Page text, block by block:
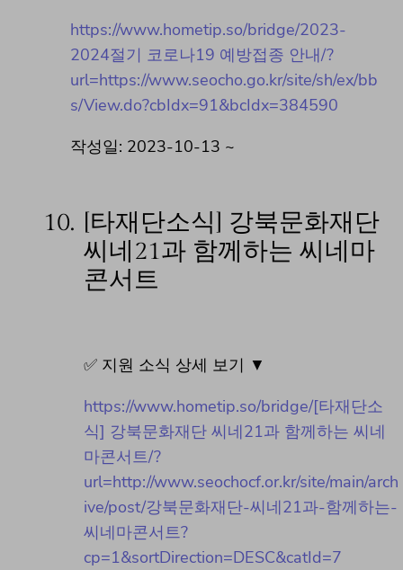
https://www.hometip.so/bridge/2023-
2024절기 코로나19 예방접종 안내/?
url=https://www.seocho.go.kr/site/sh/ex/bb
s/View.do?cbIdx=91&bcIdx=384590
작성일: 2023-10-13 ~
10. [타재단소식] 강북문화재단
씨네21과 함께하는 씨네마
콘서트
✅ 지원 소식 상세 보기 ▼
https://www.hometip.so/bridge/[타재단소
식] 강북문화재단 씨네21과 함께하는 씨네
마콘서트/?
url=http://www.seochocf.or.kr/site/main/arch
ive/post/강북문화재단-씨네21과-함께하는-
씨네마콘서트?
cp=1&sortDirection=DESC&catId=7